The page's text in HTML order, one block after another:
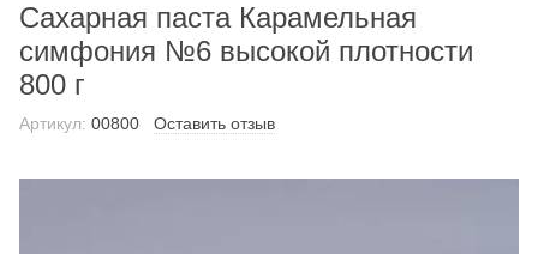
Сахарная паста Карамельная
симфония №6 высокой плотности
800 г
Артикул: 00800 Оставить отзыв